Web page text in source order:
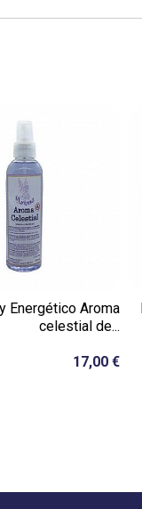
Energético Aroma
celestial de...
17,00 €